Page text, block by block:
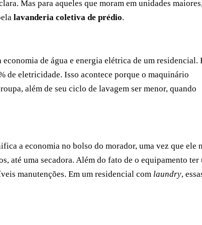
Mas para aqueles que moram em unidades maiores,
lavanderia coletiva de prédio.
de água e energia elétrica de um residencial.
de eletricidade. Isso acontece porque o maquinário
além de seu ciclo de lavagem ser menor, quando
a economia no bolso do morador, uma vez que ele
até uma secadora. Além do fato de o equipamento ter
manutenções. Em um residencial com laundry,